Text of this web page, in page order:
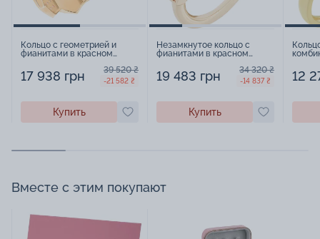
Кольцо с геометрией и
фианитами в красном
17 938 грн 39 520 ₴
-21 582 ₴
Купить
Незамкнутое кольцо с
фианитами в красном
19 483 грн 34 320 ₴
-14 837 ₴
Купить
12
Вместе с этим покупают